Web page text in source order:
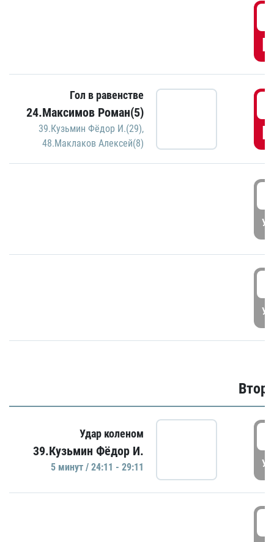
Гол в равенстве
24.Максимов Роман(5)
39.Кузьмин Фёдор И.(29),
48.Маклаков Алексей(8)
Удар коленом
39.Кузьмин Фёдор И.
5 минут / 24:11 - 29:11